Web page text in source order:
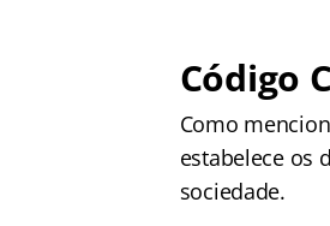
Código
Como
estabelece os
sociedade.